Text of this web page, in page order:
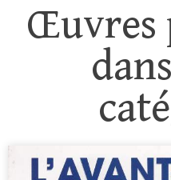
Œuvres